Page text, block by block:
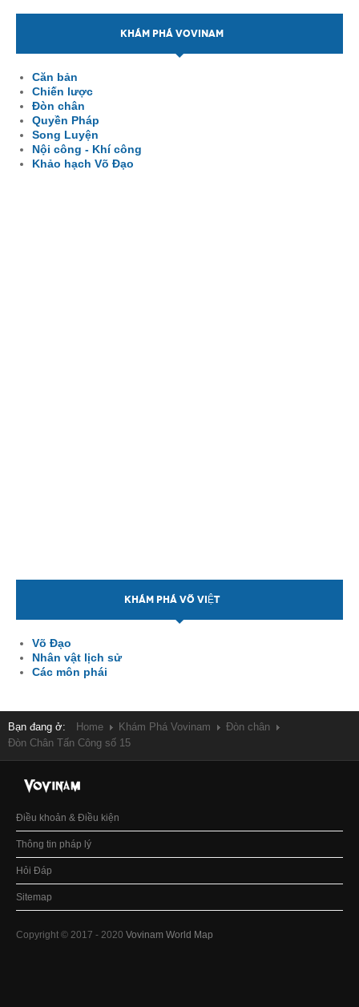
KHÁM PHÁ VOVINAM
Căn bản
Chiến lược
Đòn chân
Quyền Pháp
Song Luyện
Nội công - Khí công
Khảo hạch Võ Đạo
KHÁM PHÁ VÕ VIỆT
Võ Đạo
Nhân vật lịch sử
Các môn phái
Bạn đang ở: Home Khám Phá Vovinam
Đòn chân
Đòn Chân Tấn Công số 15
Điều khoản & Điều kiện
Thông tin pháp lý
Hỏi Đáp
Sitemap
Copyright © 2017 - 2020 Vovinam World Map